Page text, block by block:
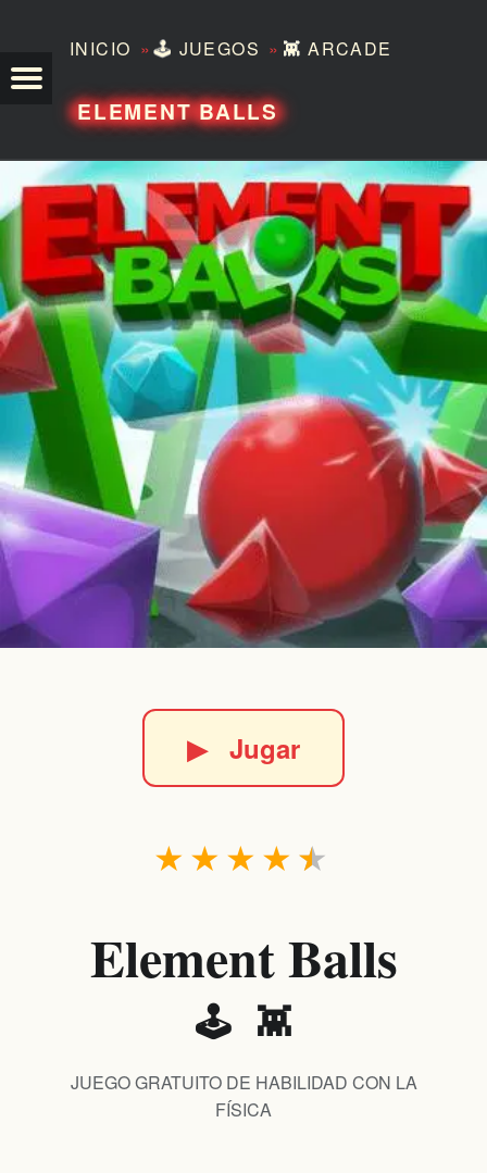
INICIO »🕹️ JUEGOS » 👾 ARCADE
ELEMENT BALLS
▶Jugar
★
★
★
★
★
Element Balls
🕹️ 👾
JUEGO GRATUITO DE HABILIDAD CON LA
FÍSICA